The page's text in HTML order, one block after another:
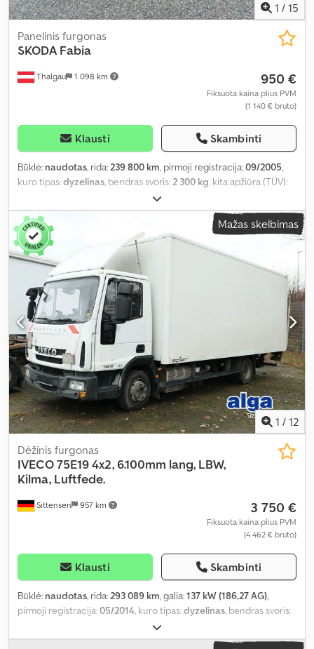
1 / 15
Thalgau 1 098 km
Panelinis furgonas
SKODA Fabia
950 €
Fiksuota kaina plius PVM
(1 140 € bruto)
Klausti Skambinti
Būklė: naudotas, rida:239 800 km, pirmoji registracija:09/2005,
kuro tipas:dyzelinas, bendras svoris:2 300 kg, kita apžiūra (TÜV):
, pavaros tipas:
Euro 5, sėdimų vietų skaičius:2, Gamybos metai:2005, Įranga:ABS,
Mažas skelbimas
1 / 12
Sittensen 957 km
Dėžinis furgonas
IVECO75E19 4x2, 6.100mm lang, LBW,
Kilma, Luftfede.
3 750 €
Fiksuota kaina plius PVM
(4 462 € bruto)
Klausti Skambinti
Būklė: naudotas, rida: 293 089 km, galia:137 kW (186,27 AG),
pirmoji registracija:05/2014 , kuro tipas:dyzelinas , bendras svoris:
, pavaros tipas:
Euro 6, sėdimų vietų skaičius:2, bendras ilgis:8 100 mm, bendras